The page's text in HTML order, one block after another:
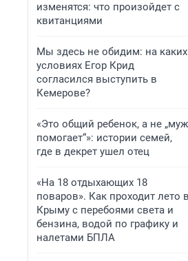
изменятся: что произойдет с
квитанциями
Мы здесь не обидим: на каких
условиях Егор Крид
согласился выступить в
Кемерове?
«Это общий ребенок, а не „муж
помогает“»: истории семей,
где в декрет ушел отец
«На 18 отдыхающих 18
поваров». Как проходит лето в
Крыму с перебоями света и
бензина, водой по графику и
налетами БПЛА